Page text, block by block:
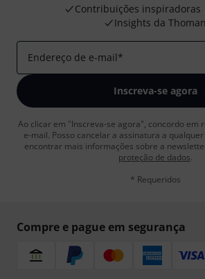
Contribuições inspiradoras
Insights da
Endereço de e-mail*
Inscreva-se agora
Ao clicar em "Inscreva-se agora", concordo em
e-mail. Posso cancelar a assinatura a
encontrar mais informações sobre a
proteção de dados.
* Requeridos
Compre e pague em segurança